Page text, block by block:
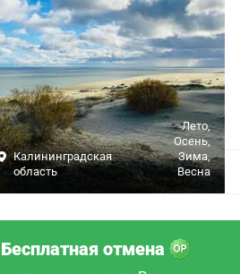
Калининградская
область
Лето,
Осень,
Зима,
Весна
Бесплатная отмена